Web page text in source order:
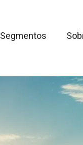
Segmentos